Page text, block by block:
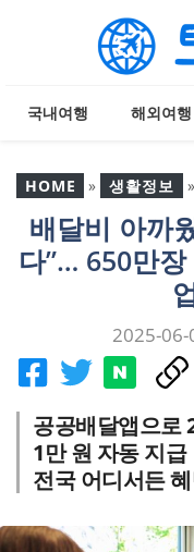
뛰
기
국내여행 해외여행
HOME » 생활정보 »
배달비 아까웠는데 “1만원
돌려받는다”… 650만장 쿠
폰 뿌린 배달앱, 자영업자
배달비 아까
다”… 650만
2025-06-
공공배달앱으로
1만 원 자동 지급
전국 어디서든